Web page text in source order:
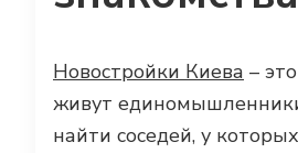
Новостройки Киева –
живут
найти соседей, у